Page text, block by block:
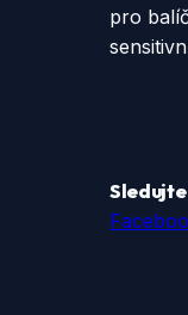
pro
Sledujte